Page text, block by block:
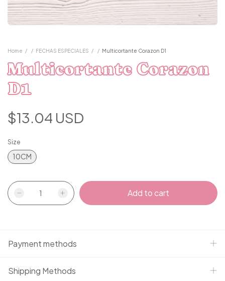
Home / / FECHAS ESPECIALES / / Multicortante Corazon D1
Multicortante Corazon
D1
$13.04 USD
Size
10CM
Payment methods
Shipping Methods